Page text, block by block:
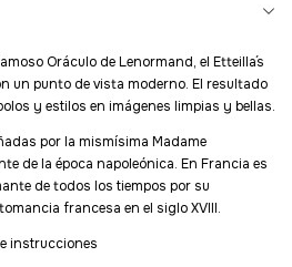
Oráculo de Lenormand, el Etteilla´s
un punto de vista moderno. El resultado
y estilos en imágenes limpias y bellas.
por la mismísima Madame
de la época napoleónica. En Francia es
de todos los tiempos por su
francesa en el siglo XVIII.
instrucciones